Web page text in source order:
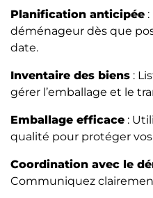
Planification anticipée
déménageur dès que
date.
Inventaire des biens :
gérer l’emballage et le
Emballage efficace :
qualité pour protéger
Coordination avec le
Communiquez